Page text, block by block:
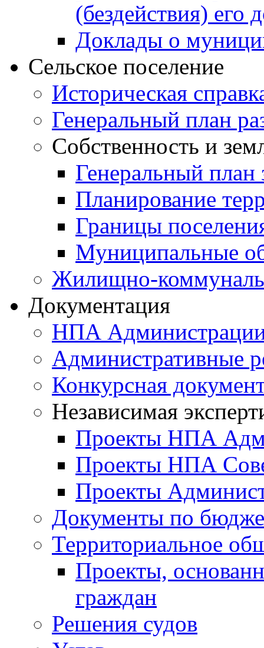
(бездействия)
Доклады о
Сельское поселение
Историческая
Генеральный план
Собственность и
Генеральный план
Планирование
Границы
Муниципальные
Жилищно-
Документация
НПА
Административные
Конкурсная
Независимая
Проекты НПА
Проекты НПА
Проекты
Документы по
Территориальное
Проекты,
граждан
Решения судов